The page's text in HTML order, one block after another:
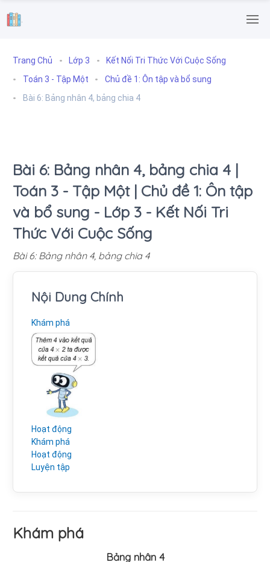
.
Trang Chủ Lớp 3
Kết Nối Tri Thức Với Cuộc Sống
Toán 3 - Tập Một
Chủ đề 1: Ôn tập và bổ sung
Bài 6: Bảng nhân 4, bảng chia 4
Bài 6: Bảng nhân 4, bảng chia 4 |
Toán 3 - Tập Một | Chủ đề 1: Ôn tập
và bổ sung - Lớp 3 - Kết Nối Tri
Thức Với Cuộc Sống
Bài 6: Bảng nhân 4, bảng chia 4
Nội Dung Chính
Khám phá
Hoạt động
Khám phá
Hoạt động
Luyện tập
Khám phá
Bảng nhân 4